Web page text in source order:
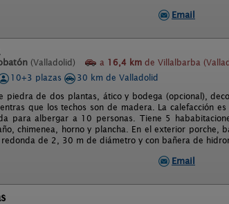
Email
(Valladolid) a 16,4 km de Villalbarba
10+3 plazas
30 km de Valladolid
piedra de dos plantas, ático y bodega (opcional),
que los techos son de madera. La calefacción
para albergar a 10 personas. Tiene 5
chimenea, horno y plancha. En el exterior porche,
redonda de 2, 30 m de diámetro y con bañera de
Email